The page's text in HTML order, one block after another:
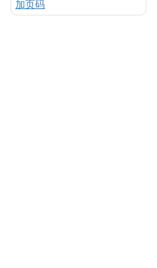
加页码